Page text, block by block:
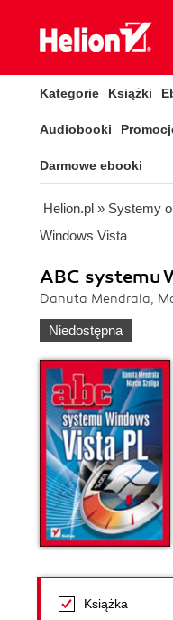
Kategorie Książki
Audiobooki
Darmowe ebooki
Helion.pl » Systemy
Windows Vista
ABC systemu
Danuta Mendrala,
Niedostępna
Książka